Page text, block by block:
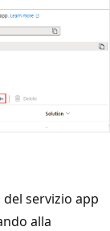
servizio app
alla